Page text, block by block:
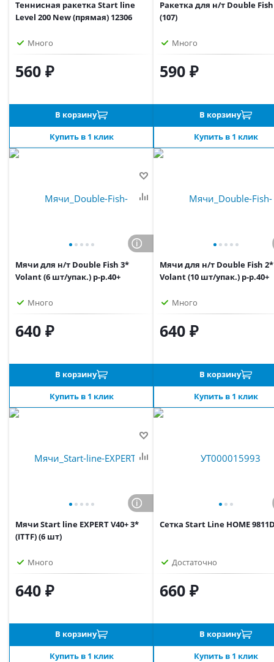
Теннисная ракетка Start line
Level 200 New (прямая) 12306
Много
560 ₽
В корзину
Купить в 1 клик
Ракетка для н/т Double Fish
(107)
Много
590 ₽
В корзину
Купить в 1 клик
Мячи для н/т Double Fish 3*
Volant (6 шт/упак.) р-р.40+
Много
640 ₽
В корзину
Купить в 1 клик
Мячи для н/т Double Fish 2*
Volant (10 шт/упак.) р-р.40+
Много
640 ₽
В корзину
Купить в 1 клик
Мячи Start line EXPERT V40+ 3*
(ITTF) (6 шт)
Много
640 ₽
В корзину
Купить в 1 клик
Сетка Start Line HOME
Достаточно
660 ₽
В корзину
Купить в 1 клик